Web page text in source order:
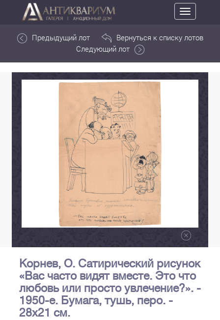
Toggle
navigation
Предыдущий лот
Вернуться к списку лотов
Следующий лот
Корнев, О. Сатирический рисунок
«Вас часто видят вместе. Это что
любовь или просто увлечение?». -
1950-е. Бумага, тушь, перо. -
28х21 см.